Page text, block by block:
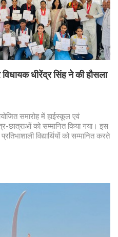
विधायक धीरेंद्र सिंह ने की हौसला
समारोह में हाईस्कूल एवं
छात्राओं को सम्मानित किया गया। इस
विद्यार्थियों को सम्मानित करते